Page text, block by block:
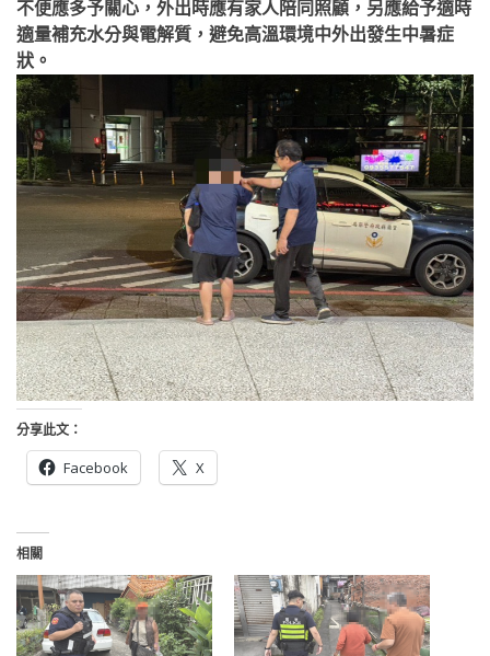
不便應多予關心，外出時應有家人陪同照顧，另應給予適時
適量補充水分與電解質，避免高溫環境中外出發生中暑症
狀。
分享此文：
Facebook X
相關